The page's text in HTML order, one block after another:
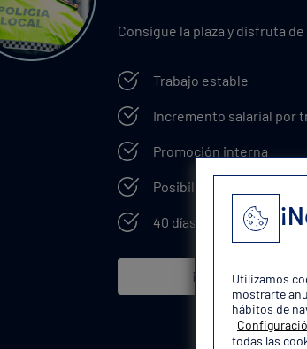
Consigue la plaza y disfruta
Trabajo estable
Incremento salarial por
Promoción interna
Posibilidad de excedencia
40 días de vacaciones y
¡Quiero mi plaza!
Utilizamos
mostrarte
hábitos de
todas las